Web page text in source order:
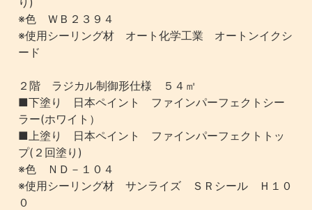
※色 ＷＢ２３９４
※使用シーリング材 オート化学工業 オートンイクシ
ード
２階 ラジカル制御形仕様 ５４㎡
■下塗り 日本ペイント ファインパーフェクトシー
ラー(ホワイト）
■上塗り 日本ペイント ファインパーフェクトトッ
プ(２回塗り)
※色 ＮＤ－１０４
※使用シーリング材 サンライズ ＳＲシール Ｈ１０
０